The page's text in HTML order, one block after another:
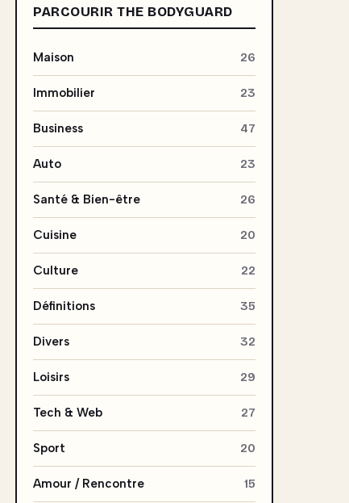
PARCOURIR THE BODYGUARD
Maison 26
Immobilier 23
Business 47
Auto 23
Santé & Bien-être 26
Cuisine 20
Culture 22
Définitions 35
Divers 32
Loisirs 29
Tech & Web 27
Sport 20
Amour / Rencontre 15